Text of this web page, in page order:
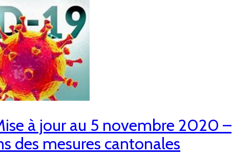
à jour au 5 novembre 2020 –
des mesures cantonales